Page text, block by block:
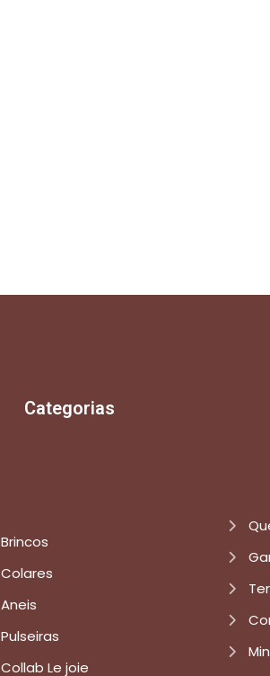
Categorias
Brincos
Colares
Aneis
Pulseiras
Collab Le joie